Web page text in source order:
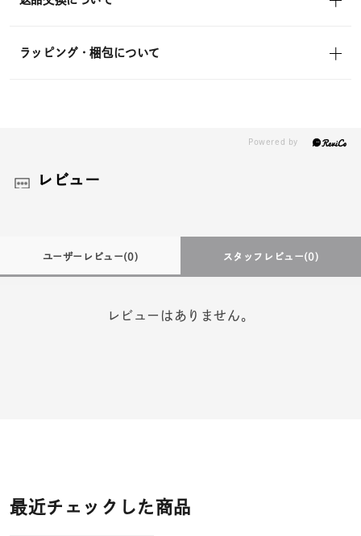
ラッピング・梱包について
レビュー
ユーザーレビュー(0) スタッフレビュー(0)
レビューはありません。
最近チェックした商品